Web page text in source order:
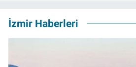
İzmir Haberleri